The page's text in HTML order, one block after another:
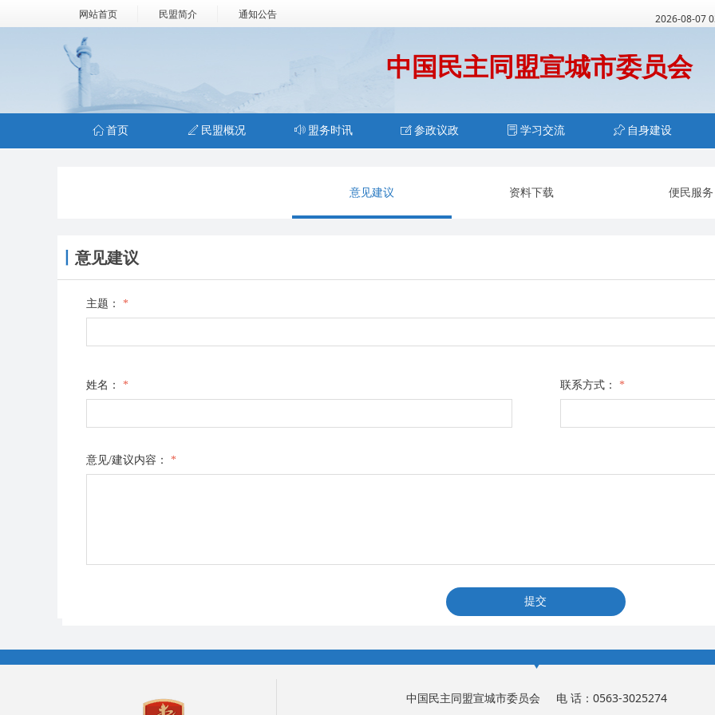
网站首页 民盟简介 通知公告 2026-08-07
中国民主同盟宣城市委员会
ꀇ 首页 ꄅ 民盟概况 ꂗ 盟务时讯 ꂐ 参政议政 ꂓ 学习交流 ꁑ 自身建设
意见建议
主题： *
姓名： * 联系方式： *
意见/建议内容： *
提交
意见建议 资料下载 便民服务
中国民主同盟宣城市委员会 电 话：0563-3025274